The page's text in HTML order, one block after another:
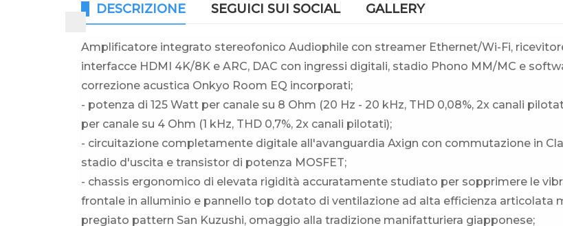
DESCRIZIONE SEGUICI SUI SOCIAL GALLERY
Amplificatore integrato stereofonico Audiophile con streamer Ethernet/Wi-Fi,
interfacce HDMI 4K/8K e ARC, DAC con ingressi digitali, stadio Phono MM/MC e
correzione acustica Onkyo Room EQ incorporati;
- potenza di 125 Watt per canale su 8 Ohm (20 Hz - 20 kHz, THD 0,08%, 2x canali
per canale su 4 Ohm (1 kHz, THD 0,7%, 2x canali pilotati);
- circuitazione completamente digitale all'avanguardia Axign con commutazione in
stadio d'uscita e transistor di potenza MOSFET;
- chassis ergonomico di elevata rigidità accuratamente studiato per sopprimere le
frontale in alluminio e pannello top dotato di ventilazione ad alta efficienza articolata
pregiato pattern San Kuzushi, omaggio alla tradizione manifatturiera giapponese;